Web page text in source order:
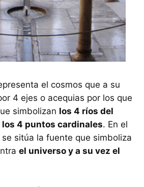
el cosmos que a su
4 ejes o acequias por los que
simbolizan los 4 ríos del
los 4 puntos cardinales. En el
sitúa la fuente que simboliza
el universo y a su vez el